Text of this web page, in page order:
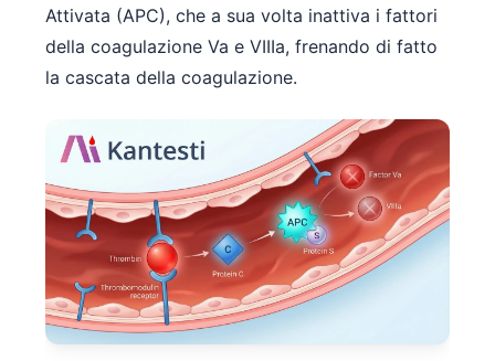
Attivata (APC), che a sua volta inattiva i fattori
della coagulazione Va e VIIIa, frenando di fatto
la cascata della coagulazione.